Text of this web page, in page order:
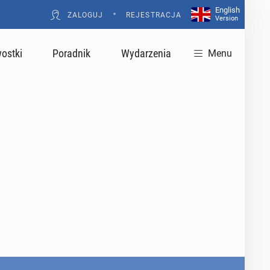
ZALOGUJ • REJESTRACJA
English
Version
Poradnik Wydarzenia Menu